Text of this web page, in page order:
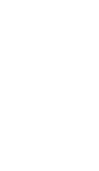
pojedina još
Uhapšena
na teretanu u
Uhapšen